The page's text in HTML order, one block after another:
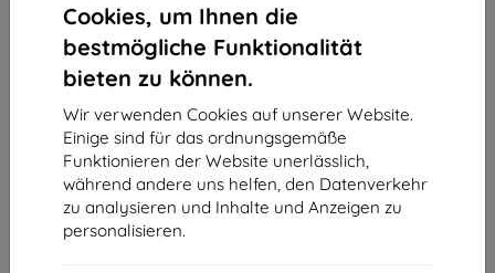
Cookies, um Ihnen die
bestmögliche Funktionalität
bieten zu können.
Wir verwenden Cookies auf unserer Website.
Einige sind für das ordnungsgemäße
Funktionieren der Website unerlässlich,
während andere uns helfen, den Datenverkehr
zu analysieren und Inhalte und Anzeigen zu
personalisieren.
3mk Silky Matt Pro Schutzfolie für Motorola Moto
Geeignet für: Motorola moto G85
12,90 €
11,61 €